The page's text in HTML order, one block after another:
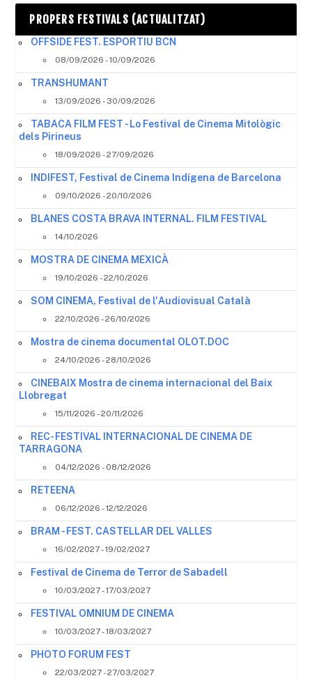
PROPERS FESTIVALS (ACTUALITZAT)
OFFSIDE FEST. ESPORTIU BCN
08/09/2026 - 10/09/2026
TRANSHUMANT
13/09/2026 - 30/09/2026
TABACA FILM FEST - Lo Festival de Cinema Mitològic
dels Pirineus
18/09/2026 - 27/09/2026
INDIFEST, Festival de Cinema Indígena de Barcelona
09/10/2026 - 20/10/2026
BLANES COSTA BRAVA INTERNAL. FILM FESTIVAL
14/10/2026
MOSTRA DE CINEMA MEXICÀ
19/10/2026 - 22/10/2026
SOM CINEMA, Festival de l'Audiovisual Català
22/10/2026 - 26/10/2026
Mostra de cinema documental OLOT.DOC
24/10/2026 - 28/10/2026
CINEBAIX Mostra de cinema internacional del Baix
Llobregat
15/11/2026 - 20/11/2026
REC- FESTIVAL INTERNACIONAL DE CINEMA DE
TARRAGONA
04/12/2026 - 08/12/2026
RETEENA
06/12/2026 - 12/12/2026
BRAM - FEST. CASTELLAR DEL VALLES
16/02/2027 - 19/02/2027
Festival de Cinema de Terror de Sabadell
10/03/2027 - 17/03/2027
FESTIVAL OMNIUM DE CINEMA
10/03/2027 - 18/03/2027
PHOTO FORUM FEST
22/03/2027 - 27/03/2027